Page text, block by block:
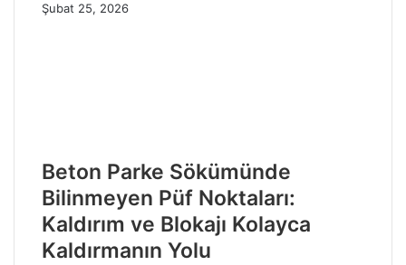
Şubat 25, 2026
Beton Parke Sökümünde
Bilinmeyen Püf Noktaları:
Kaldırım ve Blokajı Kolayca
Kaldırmanın Yolu